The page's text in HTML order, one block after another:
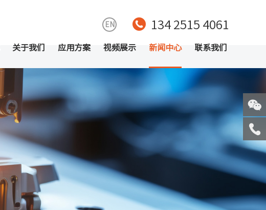
134 2515 4061
EN
关于我们 应用方案 视频展示 新闻中心 联系我们
关注
微信
服务
顶部